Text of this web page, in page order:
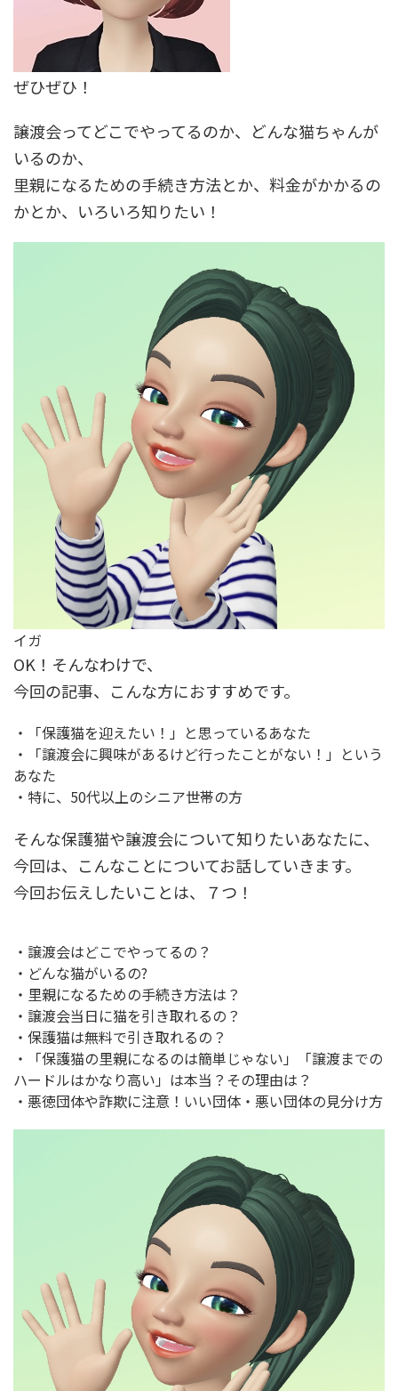
ぜひぜひ！
譲渡会ってどこでやってるのか、どんな猫ちゃんが
いるのか、
里親になるための手続き方法とか、料金がかかるの
かとか、いろいろ知りたい！
イガ
OK！そんなわけで、
今回の記事、こんな方におすすめです。
・「保護猫を迎えたい！」と思っているあなた
・「譲渡会に興味があるけど行ったことがない！」という
あなた
・特に、50代以上のシニア世帯の方
そんな保護猫や譲渡会について知りたいあなたに、
今回は、こんなことについてお話していきます。
今回お伝えしたいことは、７つ！
・譲渡会はどこでやってるの？
・どんな猫がいるの?
・里親になるための手続き方法は？
・譲渡会当日に猫を引き取れるの？
・保護猫は無料で引き取れるの？
・「保護猫の里親になるのは簡単じゃない」「譲渡までの
ハードルはかなり高い」は本当？その理由は？
・悪徳団体や詐欺に注意！いい団体・悪い団体の見分け方